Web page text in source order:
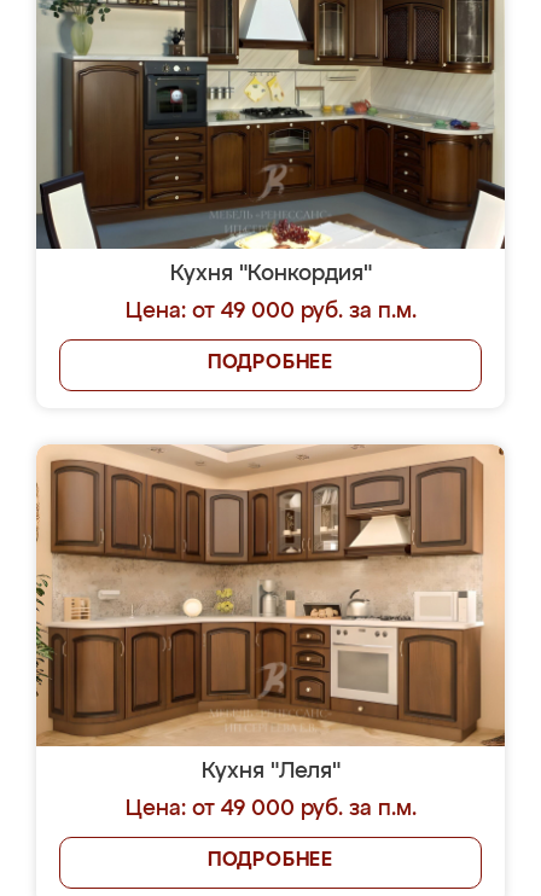
Кухня "Конкордия"
Цена: от 49 000 руб. за п.м.
ПОДРОБНЕЕ
Кухня "Леля"
Цена: от 49 000 руб. за п.м.
ПОДРОБНЕЕ